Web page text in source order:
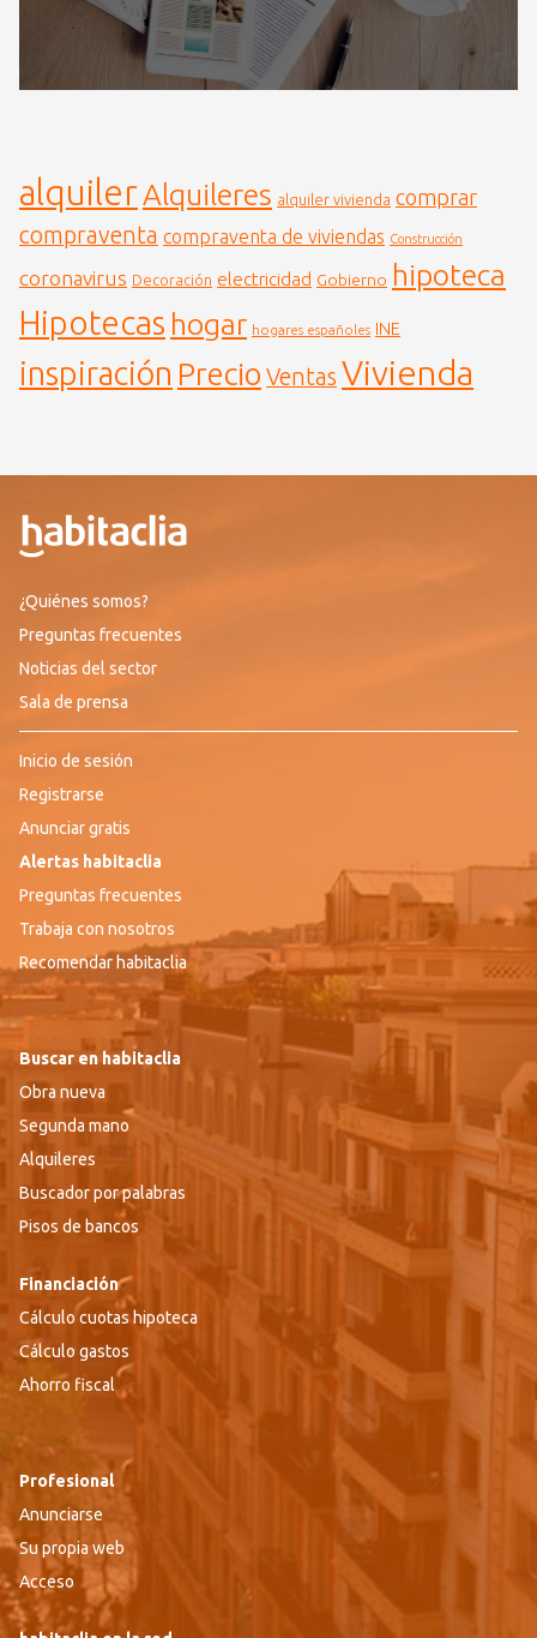
alquiler Alquileres alquiler vivienda comprar
compraventa compraventa de viviendas Construcción
coronavirus Decoración electricidad Gobierno hipoteca
Hipotecas hogar hogares españoles INE
inspiración Precio Ventas Vivienda
¿Quiénes somos?
Preguntas frecuentes
Noticias del sector
Sala de prensa
Inicio de sesión
Registrarse
Anunciar gratis
Alertas habitaclia
Preguntas frecuentes
Trabaja con nosotros
Recomendar habitaclia
Buscar en habitaclia
Obra nueva
Segunda mano
Alquileres
Buscador por palabras
Pisos de bancos
Financiación
Cálculo cuotas hipoteca
Cálculo gastos
Ahorro fiscal
Profesional
Anunciarse
Su propia web
Acceso